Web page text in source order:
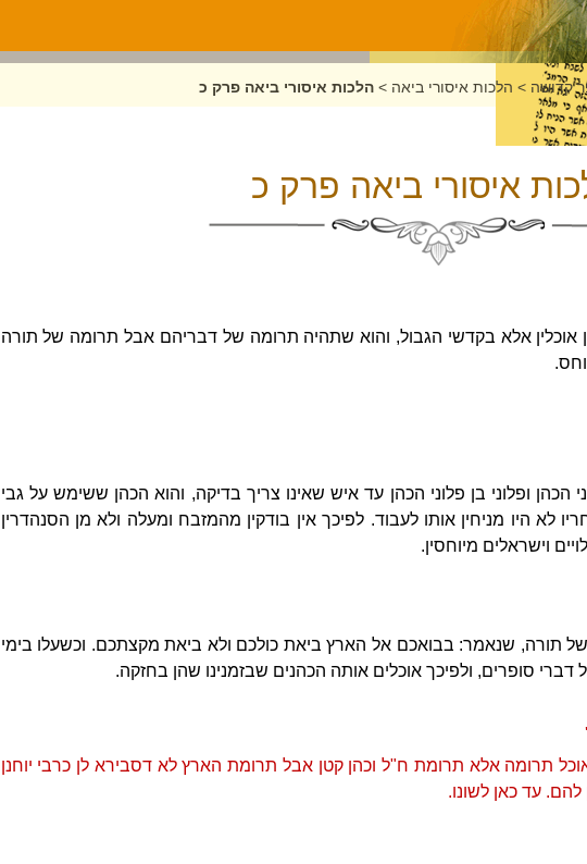
קדושה > הלכות איסורי ביאה > הלכות איסורי ביאה פרק כ
איסורי ביאה פרק כ
אוכלין אלא בקדשי הגבול, והוא שתהיה תרומה של דבריהם אבל תרומה של תורה
הכהן ופלוני בן פלוני הכהן עד איש שאינו צריך בדיקה, והוא הכהן ששימש על גבי
לא היו מניחין אותו לעבוד. לפיכך אין בודקין מהמזבח ומעלה ולא מן הסנהדרין
וישראלים מיוחסין.
תורה, שנאמר: בבואכם אל הארץ ביאת כולכם ולא ביאת מקצתכם. וכשעלו בימי
דברי סופרים, ולפיכך אוכלים אותה הכהנים שבזמנינו שהן בחזקה.
תרומה אלא תרומת ח"ל וכהן קטן אבל תרומת הארץ לא דסבירא לן כרבי יוחנן
עד כאן לשונו.